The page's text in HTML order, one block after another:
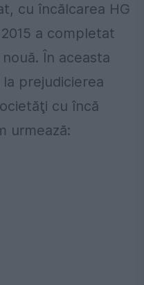
cu încălcarea HG
a completat
În aceasta
prejudicierea
cu încă
urmează: